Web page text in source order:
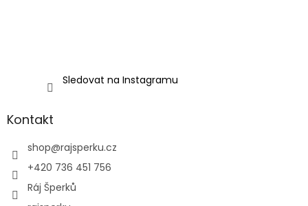
Sledovat na Instagramu
Kontakt
shop@rajsperku.cz
+420 736 451 756
Ráj Šperků